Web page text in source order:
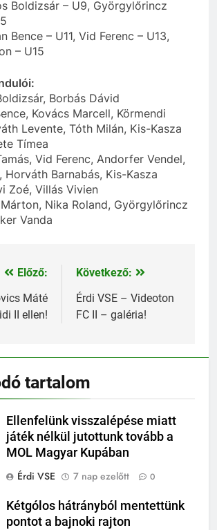
Boldizsár – U9, Györgylőrincz
Bence – U11, Vid Ferenc – U13,
– U15
Borbás Dávid
Kovács Marcell, Körmendi
Levente, Tóth Milán, Kis-Kasza
Tímea
Vid Ferenc, Andorfer Vendel,
Horváth Barnabás, Kis-Kasza
Zoé, Villás Vivien
Nika Roland, Györgylőrincz
Vanda
Előző:
Máté
II ellen!
Következő:
Érdi VSE – Videoton
FC II – galéria!
tartalom
Ellenfelünk visszalépése miatt
játék nélkül jutottunk tovább a
MOL Magyar Kupában
Érdi VSE
7 nap ezelőtt 0
Kétgólos hátrányból mentettünk
pontot a bajnoki rajton